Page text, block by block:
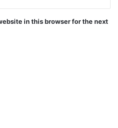
in this browser for the next